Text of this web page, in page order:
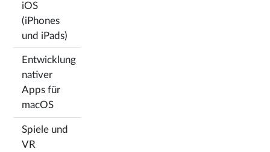
iOS
(iPhones
und iPads)
Entwicklung
nativer
Apps für
macOS
Spiele und
VR